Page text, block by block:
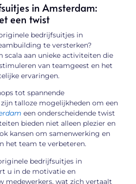
in Amsterdam:
een twist
bedrijfsuitjes in
te versterken?
scala aan unieke activiteiten die
van teamgeest en het
ervaringen.
tot spannende
talloze mogelijkheden om een
een onderscheidende twist
bieden niet alleen plezier en
kansen om samenwerking en
het team te verbeteren.
bedrijfsuitjes in
u in de motivatie en
medewerkers, wat zich vertaalt